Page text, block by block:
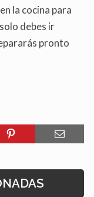
la cocina para
debes ir
pronto